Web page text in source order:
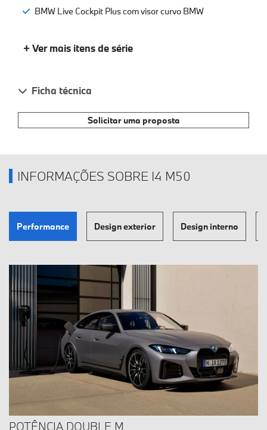
BMW Live Cockpit Plus com visor curvo BMW
+ Ver mais itens de série
Ficha técnica
Solicitar uma proposta
INFORMAÇÕES SOBRE I4 M50
Performance Design exterior Design interno
POTÊNCIA DOUBLE M